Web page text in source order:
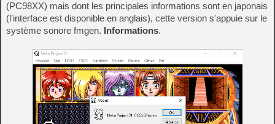
(PC98XX) mais dont les principales informations sont en japonais
(l'interface est disponible en anglais), cette version s'appuie sur le
système sonore fmgen. Informations.